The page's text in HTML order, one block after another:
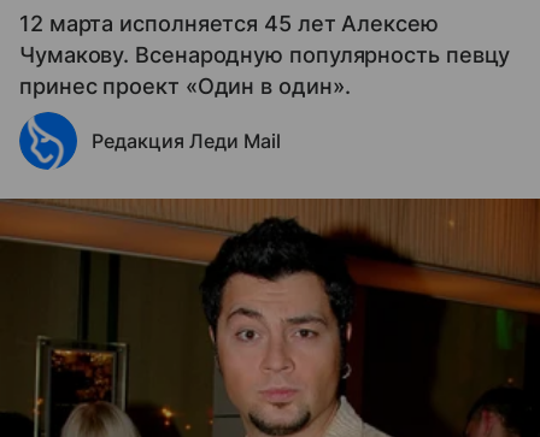
12 марта исполняется 45 лет Алексею
Чумакову. Всенародную популярность певцу
принес проект «Один в один».
Редакция Леди Mail